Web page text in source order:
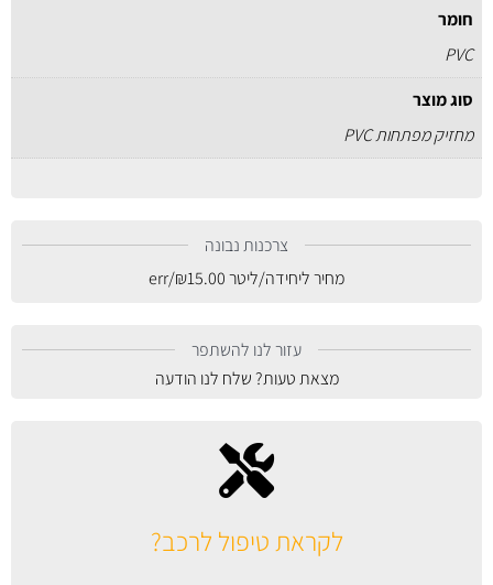
לקראת טיפול לרכב?
חומר
PVC
סוג מוצר
מחזיק מפתחות PVC
צרכנות נבונה
מחיר ליחידה/ליטר
₪15.00
/err
עזור לנו להשתפר
מצאת טעות? שלח לנו הודעה